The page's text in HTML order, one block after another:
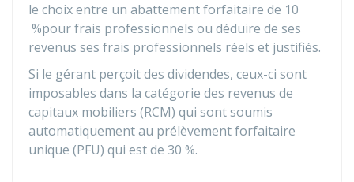
le choix entre un abattement forfaitaire de 10
%pour frais professionnels ou déduire de ses
revenus ses frais professionnels réels et justifiés.
Si le gérant perçoit des dividendes, ceux-ci sont
imposables dans la catégorie des revenus de
capitaux mobiliers (RCM) qui sont soumis
automatiquement au prélèvement forfaitaire
unique (PFU) qui est de 30 %.